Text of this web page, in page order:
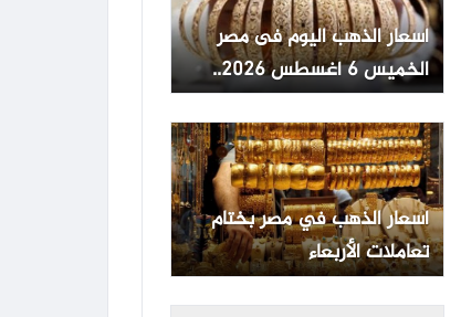
أسعار الذهب اليوم فى مصر
الخميس 6 أغسطس 2026..
الجنيه الذهب مستقر
أسعار الذهب في مصر بختام
تعاملات الأربعاء